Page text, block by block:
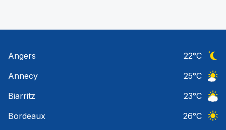
Angers 22°C
Annecy
25°C
Biarritz
23°C
Bordeaux
26°C